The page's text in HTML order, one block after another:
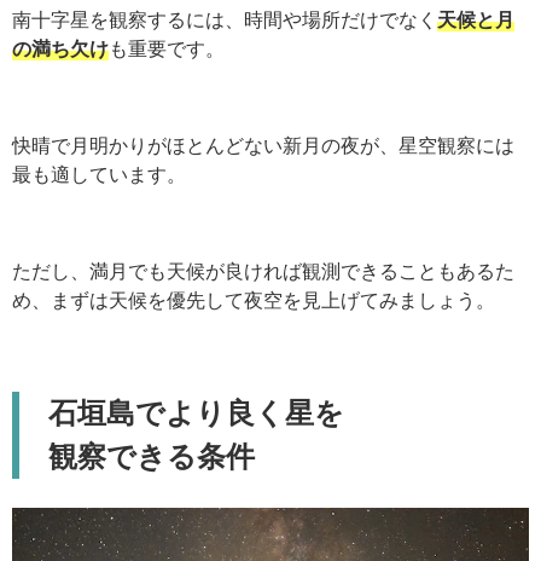
南十字星を観察するには、時間や場所だけでなく 天候と月
の満ち欠けも重要です。
快晴で月明かりがほとんどない新月の夜が、星空観察には
最も適しています。
ただし、満月でも天候が良ければ観測できることもあるた
め、まずは天候を優先して夜空を見上げてみましょう。
石垣島でより良く星を
観察できる条件